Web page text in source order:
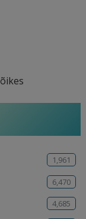
1,961
6,470
4,685